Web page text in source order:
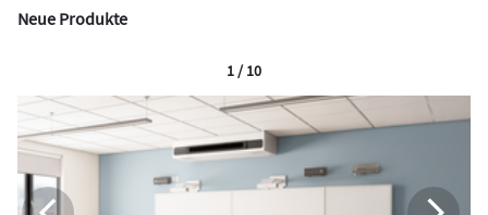
Neue Produkte
1 / 10